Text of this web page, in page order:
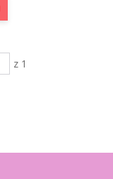
z 1